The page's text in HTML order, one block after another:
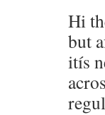
Hi
but
itís